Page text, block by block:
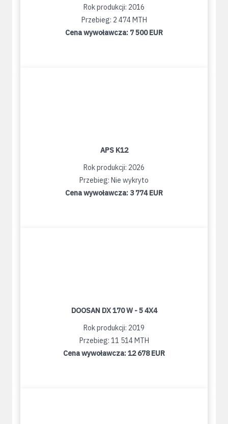
Rok produkcji: 2016
Przebieg: 2 474 MTH
Cena wywoławcza: 7 500 EUR
APS K12
Rok produkcji: 2026
Przebieg: Nie wykryto
Cena wywoławcza: 3 774 EUR
DOOSAN DX 170 W - 5 4X4
Rok produkcji: 2019
Przebieg: 11 514 MTH
Cena wywoławcza:12 678 EUR